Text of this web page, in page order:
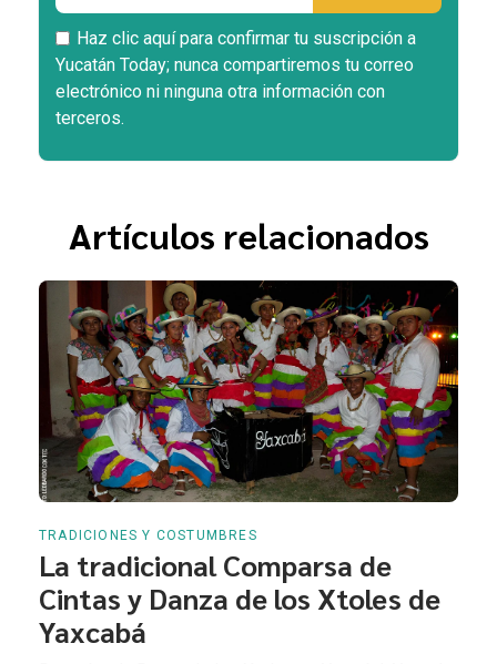
Haz clic aquí para confirmar tu suscripción a
Yucatán Today; nunca compartiremos tu correo
electrónico ni ninguna otra información con
terceros.
Artículos relacionados
TRADICIONES Y COSTUMBRES
La tradicional Comparsa de
Cintas y Danza de los Xtoles de
Yaxcabá